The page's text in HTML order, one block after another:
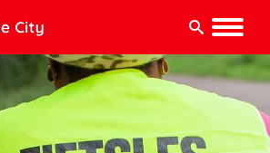
Zoeken: